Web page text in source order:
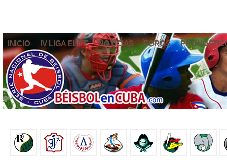
INICIO IV LIGA ELITE NOTICIAS FOROS